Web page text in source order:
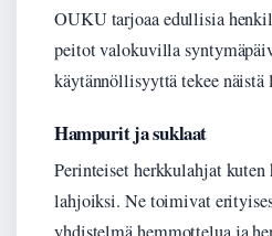
OUKU tarjoaa edullisia
peitot valokuvilla
käytännöllisyyttä tekee näistä
Hampurit ja suklaat
Perinteiset herkkulahjat
lahjoiksi. Ne toimivat